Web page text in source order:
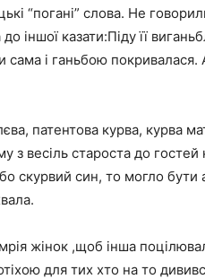
“погані” слова. Не
іншої казати:Піду її
сама і ганьбою
патентова курва, курва
з весіль староста до гостей
скурвий син, то могло
жінок ,щоб інша
для тих хто на то